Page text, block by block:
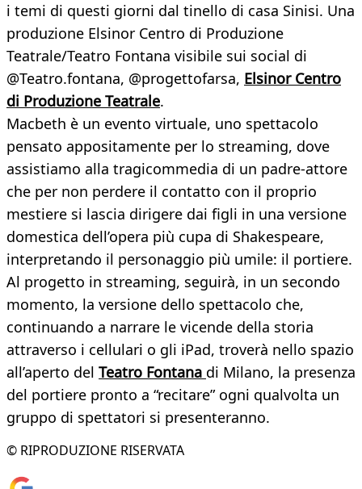
i temi di questi giorni dal tinello di casa Sinisi. Una
produzione Elsinor Centro di Produzione
Teatrale/Teatro Fontana visibile sui social di
@Teatro.fontana, @progettofarsa, Elsinor Centro
di Produzione Teatrale.
Macbeth è un evento virtuale, uno spettacolo
pensato appositamente per lo streaming, dove
assistiamo alla tragicommedia di un padre-attore
che per non perdere il contatto con il proprio
mestiere si lascia dirigere dai figli in una versione
domestica dell’opera più cupa di Shakespeare,
interpretando il personaggio più umile: il portiere.
Al progetto in streaming, seguirà, in un secondo
momento, la versione dello spettacolo che,
continuando a narrare le vicende della storia
attraverso i cellulari o gli iPad, troverà nello spazio
all’aperto del Teatro Fontana di Milano, la presenza
del portiere pronto a “recitare” ogni qualvolta un
gruppo di spettatori si presenteranno.
© RIPRODUZIONE RISERVATA